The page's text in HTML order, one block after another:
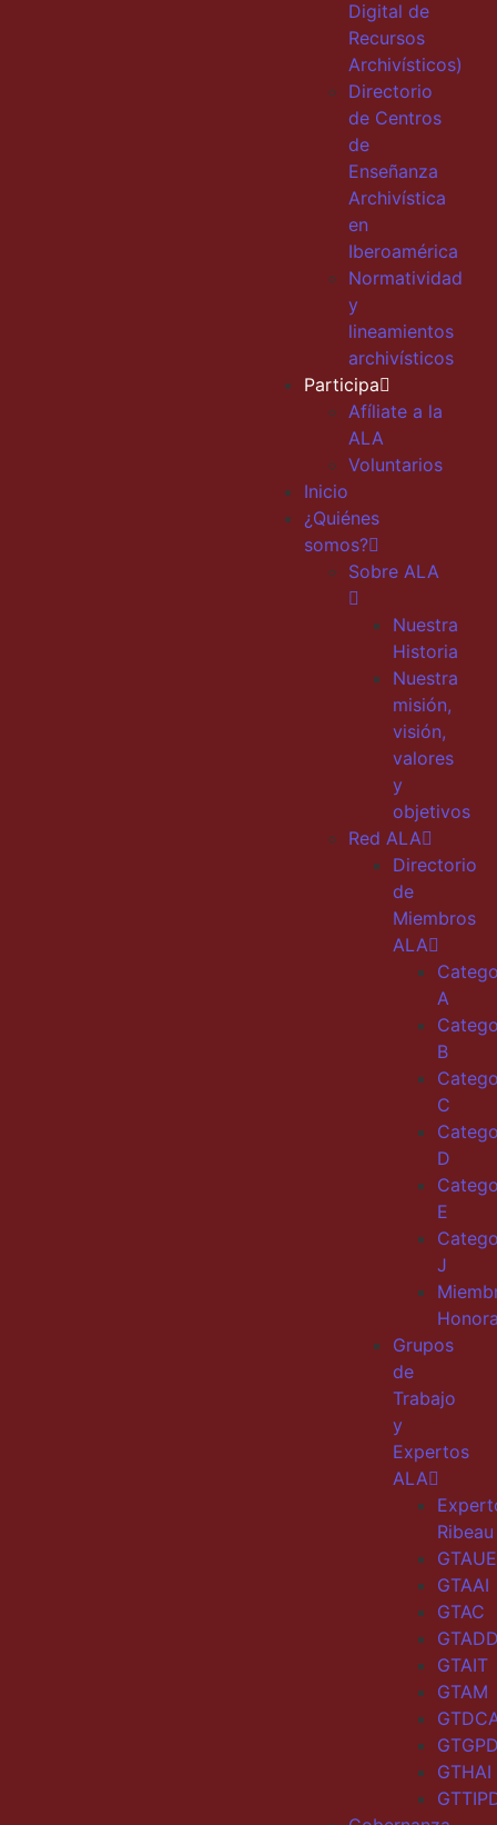
Digital de
Recursos
Archivísticos)
Directorio
de Centros
de
Enseñanza
Archivística
en
Iberoamérica
Normatividad
y
lineamientos
archivísticos
Participa
Afíliate a la
ALA
Voluntarios
Inicio
¿Quiénes
somos?
Sobre ALA
Nuestra
Historia
Nuestra
misión,
visión,
valores
y
objetivos
Red ALA
Directorio
de
Miembros
ALA
A
B
C
D
E
J
Grupos
de
Trabajo
y
Expertos
ALA
Ribeau
GTAAI
GTAC
GTAIT
GTAM
GTHAI